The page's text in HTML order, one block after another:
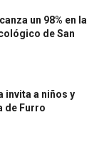
un 98% en la
de San
invita a niños y
de Furro